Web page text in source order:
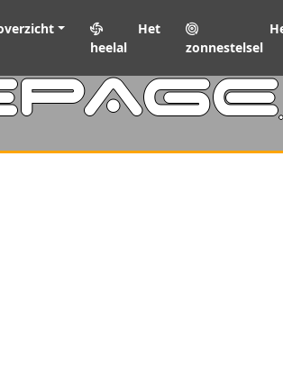
Het
heelal
zonnestelsel